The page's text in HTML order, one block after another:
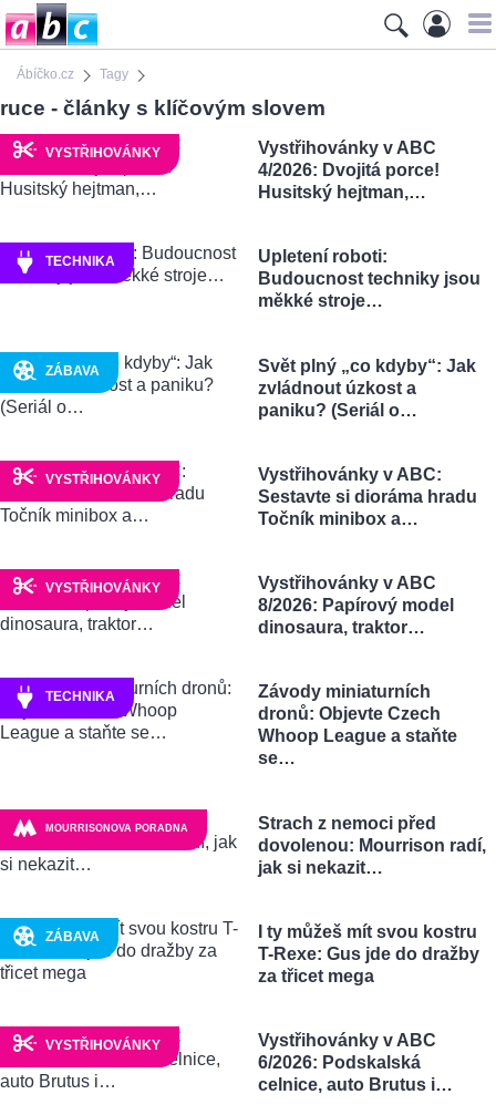
Ábíčko.cz Tagy
ruce - články s klíčovým slovem
VYSTŘIHOVÁNKY
Vystřihovánky v ABC
4/2026: Dvojitá porce!
Husitský hejtman,…
TECHNIKA
Upletení roboti:
Budoucnost techniky jsou
měkké stroje…
ZÁBAVA
Svět plný „co kdyby“: Jak
zvládnout úzkost a
paniku? (Seriál o…
VYSTŘIHOVÁNKY
Vystřihovánky v ABC:
Sestavte si dioráma hradu
Točník minibox a…
VYSTŘIHOVÁNKY
Vystřihovánky v ABC
8/2026: Papírový model
dinosaura, traktor…
TECHNIKA
Závody miniaturních
dronů: Objevte Czech
Whoop League a staňte
se…
MOURRISONOVA PORADNA
Strach z nemoci před
dovolenou: Mourrison radí,
jak si nekazit…
ZÁBAVA
I ty můžeš mít svou kostru
T-Rexe: Gus jde do dražby
za třicet mega
VYSTŘIHOVÁNKY
Vystřihovánky v ABC
6/2026: Podskalská
celnice, auto Brutus i…